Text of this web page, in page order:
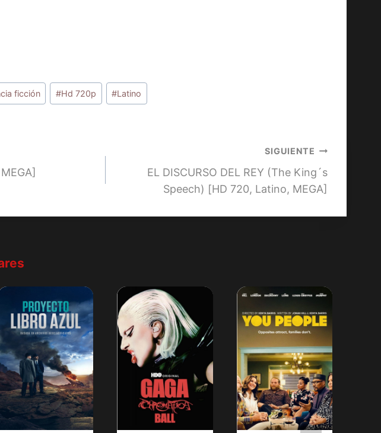
ficción #Hd 720p #Latino
SIGUIENTE
EL DISCURSO DEL REY (The King´s
Speech) [HD 720, Latino, MEGA]